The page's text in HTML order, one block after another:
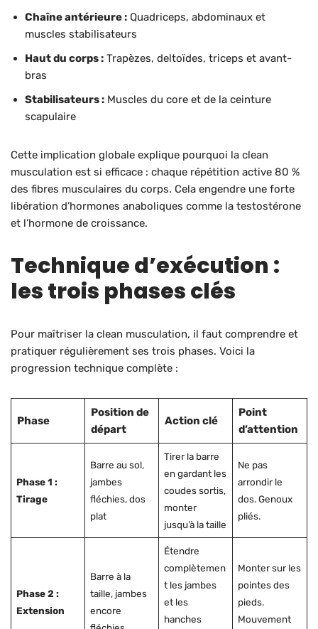
Chaîne antérieure : Quadriceps, abdominaux et
muscles stabilisateurs
Haut du corps : Trapèzes, deltoïdes, triceps et avant-
bras
Stabilisateurs : Muscles du core et de la ceinture
scapulaire
Cette implication globale explique pourquoi la clean
musculation est si efficace : chaque répétition active 80 %
des fibres musculaires du corps. Cela engendre une forte
libération d’hormones anaboliques comme la testostérone
et l’hormone de croissance.
Technique d’exécution :
les trois phases clés
Pour maîtriser la clean musculation, il faut comprendre et
pratiquer régulièrement ses trois phases. Voici la
progression technique complète :
Phase
Position de
départ
Action clé
Point
d’attention
Phase 1 :
Tirage
Barre au sol,
jambes
fléchies, dos
plat
Tirer la barre
en gardant les
coudes sortis,
monter
jusqu’à la taille
Ne pas
arrondir le
dos. Genoux
pliés.
Phase 2 :
Extension
Barre à la
taille, jambes
encore
Étendre
complètemen
t les jambes
et les
hanches
Monter sur les
pointes des
pieds.
Mouvement